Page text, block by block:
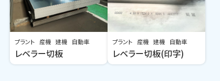
プラント 産機 建機 自動車
レベラー切板
プラント 産機 建機 自動車
レベラー切板(印字)